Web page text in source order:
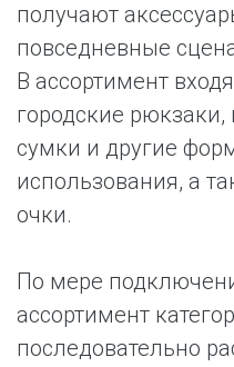
получают
повседневные
В ассортимент
городские
сумки и другие
использования, а
очки.
По мере
ассортимент
последовательно